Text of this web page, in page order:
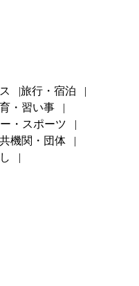
旅行・宿泊
・習い事
・スポーツ
機関・団体